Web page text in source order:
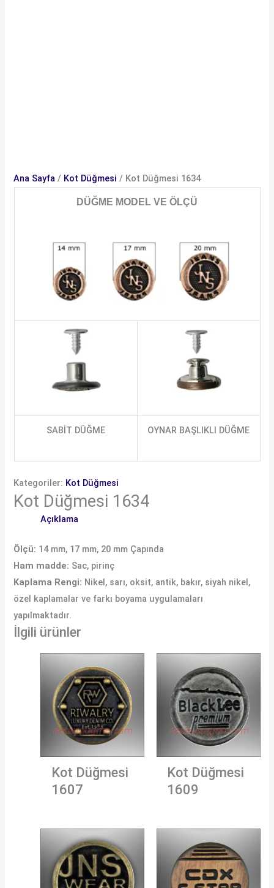
Ana Sayfa / Kot Düğmesi / Kot Düğmesi 1634
DÜĞME MODEL VE ÖLÇÜ
SABİT DÜĞME OYNAR BAŞLIKLI DÜĞME
Kategoriler: Kot Düğmesi
Kot Düğmesi 1634
Açıklama
Ölçü: 14 mm, 17 mm, 20 mm Çapında
Ham madde: Sac, pirinç
Kaplama Rengi: Nikel, sarı, oksit, antik, bakır, siyah nikel,
özel kaplamalar ve farkı boyama uygulamaları
yapılmaktadır.
İlgili ürünler
Kot Düğmesi
1607
Kot Düğmesi
1609